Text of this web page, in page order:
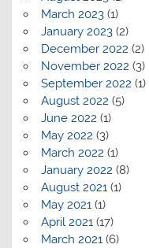
March 2023(1)
January 2023(2)
December 2022 (2)
November 2022 (3)
September 2022 (1)
August 2022 (5)
June 2022 (1)
May 2022 (3)
March 2022 (1)
January 2022 (8)
August 2021(1)
May 2021(1)
April 2021(17)
March 2021(6)